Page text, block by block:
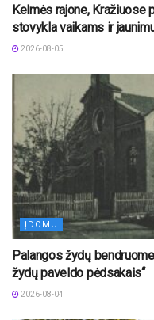
Kelmės rajone, Kražiuose
stovykla vaikams ir
2026-08-05
ĮDOMU
Palangos žydų
žydų paveldo pėdsakais“
2026-08-04